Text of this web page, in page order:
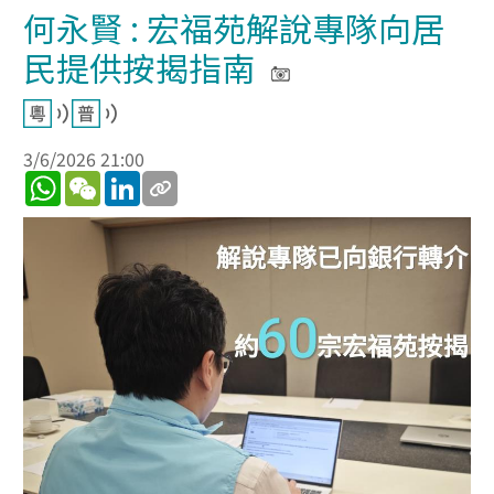
何永賢 : 宏福苑解說專隊向居
民提供按揭指南
3/6/2026 21:00
WhatsApp
WeChatLinkedIn